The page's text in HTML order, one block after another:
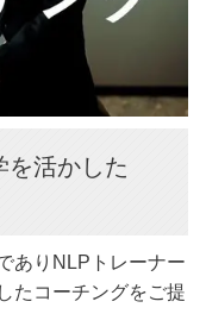
を活かした
ありNLPトレーナー
たコーチングをご提